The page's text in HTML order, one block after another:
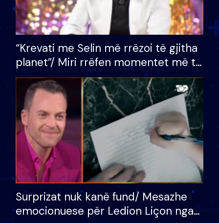
“Krevati me Selin më rrëzoi të gjitha
planet”/ Miri rrëfen momentet më të
bukura në shtëpinë e BB VIP: Do më
mungojë zilja e mëngjesit kur…
Surprizat nuk kanë fund/ Mesazhe
emocionuese për Ledion Liçon nga